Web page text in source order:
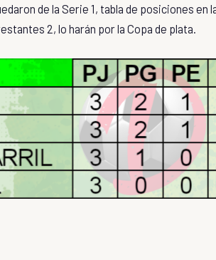
de la Serie 1, tabla de posiciones en
2, lo harán por la Copa de plata.